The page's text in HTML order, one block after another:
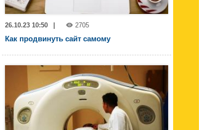
26.10.23 10:50 2705
Как продвинуть сайт самому